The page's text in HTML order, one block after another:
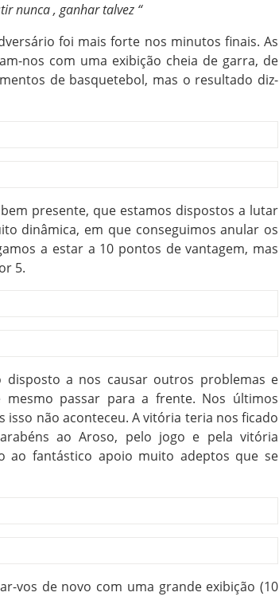
nunca , ganhar talvez “
foi mais forte nos minutos finais. As
nos com uma exibição cheia de garra, de
de basquetebol, mas o resultado diz-
presente, que estamos dispostos a lutar
dinâmica, em que conseguimos anular os
a estar a 10 pontos de vantagem, mas
5.
a nos causar outros problemas e
passar para a frente. Nos últimos
não aconteceu. A vitória teria nos ficado
ao Aroso, pelo jogo e pela vitória
ao fantástico apoio muito adeptos que se
vos de novo com uma grande exibição (10